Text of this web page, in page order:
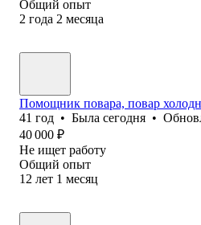
Общий опыт
2 года 2 месяца
Помощник повара, повар
41 год • Была сегодня •
40 000 ₽
Не ищет работу
Общий опыт
12 лет 1 месяц